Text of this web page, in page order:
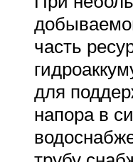
часть
для
напора в